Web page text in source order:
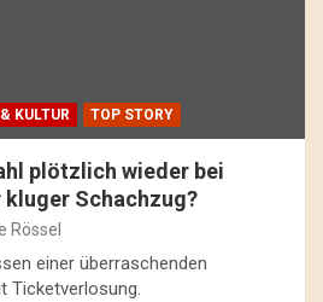
KULTUR TOP STORY
plötzlich wieder bei
kluger Schachzug?
Rössel
einer überraschenden
Ticketverlosung.